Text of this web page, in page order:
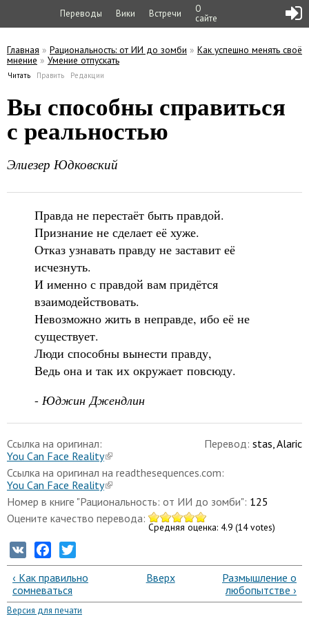
Переводы Вики Встречи
О
сайте
Вы здесь
Главная » Рациональность: от ИИ до зомби » Как успешно менять своё
мнение » Умение отпускать
Читать (активная вкладка)
Править Редакции
Вы способны справиться
с реальностью
Элиезер Юдковский
Правда не перестаёт быть правдой.
Признание не сделает её хуже.
Отказ узнавать правду не заставит её
исчезнуть.
И именно с правдой вам придётся
взаимодействовать.
Невозможно жить в неправде, ибо её не
существует.
Люди способны вынести правду,
Ведь она и так их окружает повсюду.
- Юджин Джендлин
Перевод: stas, Alaric
Ссылка на оригинал:
You Can Face Reality
Ссылка на оригинал на readthesequences.com:
You Can Face Reality
Номер в книге "Рациональность: от ИИ до зомби": 125
Оцените качество перевода:
Средняя оценка: 4.9 (14votes)
VK Facebook
‹ Как правильно
сомневаться
Вверх
Размышление о
любопытстве ›
Версия для печати